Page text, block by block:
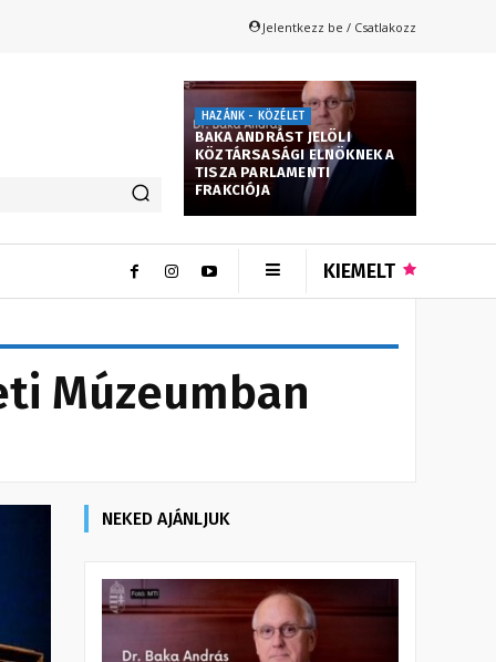
Jelentkezz be / Csatlakozz
HAZÁNK - KÖZÉLET
BAKA ANDRÁST JELÖLI
KÖZTÁRSASÁGI ELNÖKNEK A
TISZA PARLAMENTI
FRAKCIÓJA
KIEMELT
Múzeumban
NEKED AJÁNLJUK